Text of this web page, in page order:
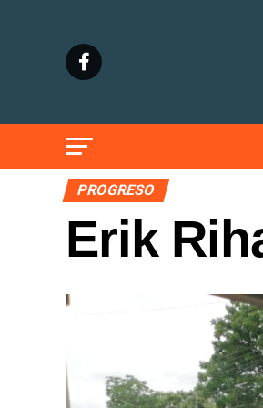
PROGRESO
Erik